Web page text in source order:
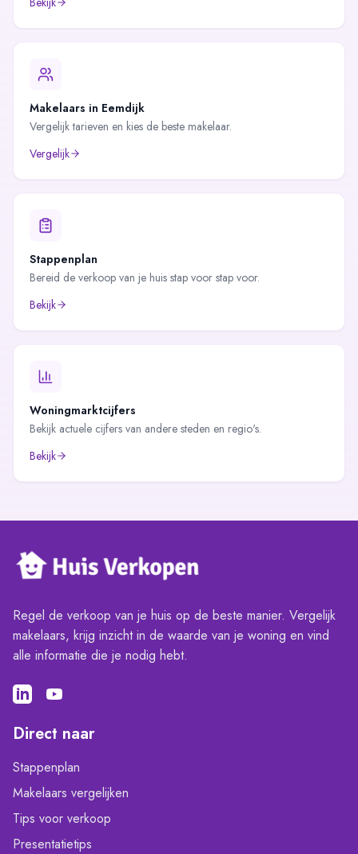
Makelaars in Eemdijk
Vergelijk tarieven en kies de beste makelaar.
Vergelijk
Stappenplan
Bereid de verkoop van je huis stap voor stap voor.
Bekijk
Woningmarktcijfers
Bekijk actuele cijfers van andere steden en regio's.
Bekijk
Regel de verkoop van je huis op de beste manier. Vergelijk
makelaars, krijg inzicht in de waarde van je woning en vind
alle informatie die je nodig hebt.
Direct naar
Stappenplan
Makelaars vergelijken
Tips voor verkoop
Presentatietips